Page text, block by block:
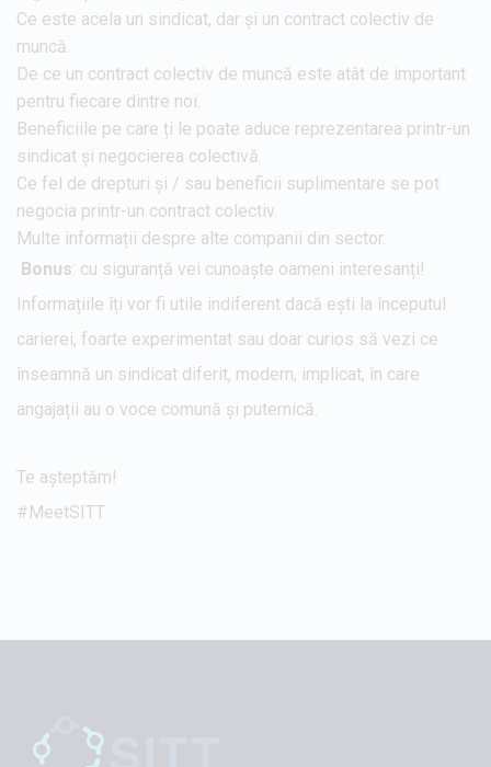
Ce este acela un sindicat, dar și un contract colectiv de
muncă.
De ce un contract colectiv de muncă este atât de important
pentru fiecare dintre noi.
Beneficiile pe care ți le poate aduce reprezentarea printr-un
sindicat și negocierea colectivă.
Ce fel de drepturi și / sau beneficii suplimentare se pot
negocia printr-un contract colectiv.
Multe informații despre alte companii din sector.
Bonus: cu siguranță vei cunoaște oameni interesanți!
Informațiile îți vor fi utile indiferent dacă ești la începutul
carierei, foarte experimentat sau doar curios să vezi ce
înseamnă un sindicat diferit, modern, implicat, în care
angajații au o voce comună și puternică.
Te așteptăm!
#MeetSITT